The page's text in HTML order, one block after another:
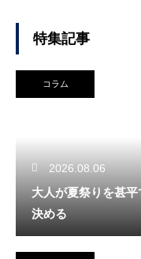
特集記事
コラム
2026.08.06
大人が夏祭りを甚
決める